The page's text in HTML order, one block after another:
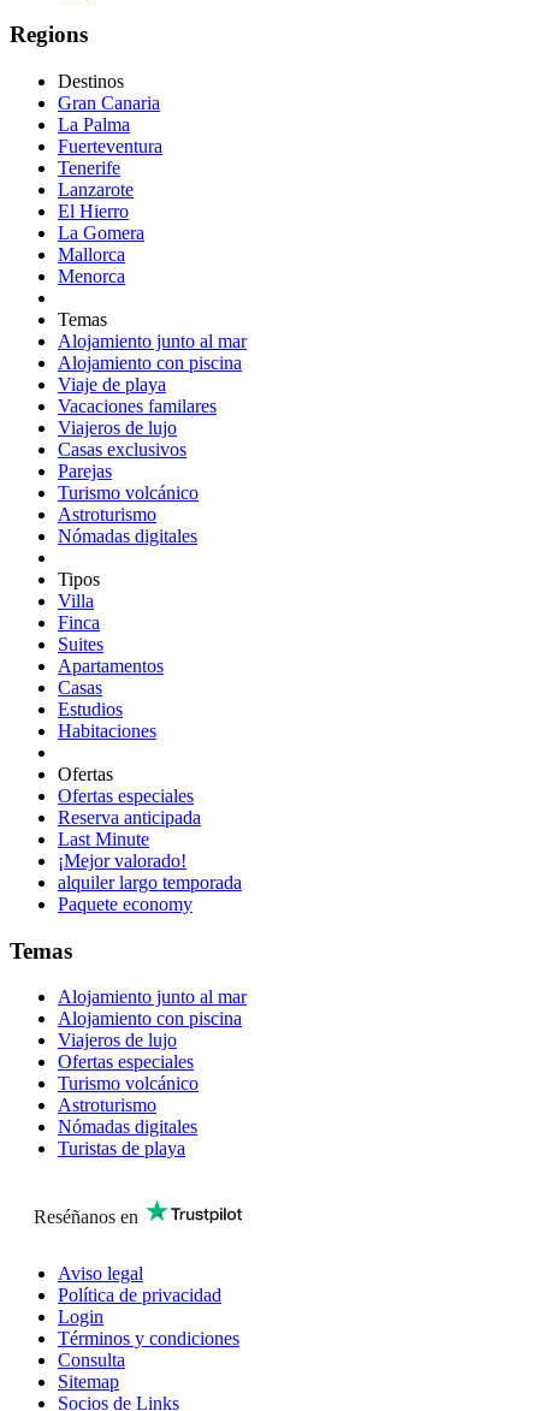
Regions
Destinos
Gran Canaria
La Palma
Fuerteventura
Tenerife
Lanzarote
El Hierro
La Gomera
Mallorca
Menorca
Temas
Alojamiento junto al mar
Alojamiento con piscina
Viaje de playa
Vacaciones familares
Viajeros de lujo
Casas exclusivos
Parejas
Turismo volcánico
Astroturismo
Nómadas digitales
Tipos
Villa
Finca
Suites
Apartamentos
Casas
Estudios
Habitaciones
Ofertas
Ofertas especiales
Reserva anticipada
Last Minute
¡Mejor valorado!
alquiler largo temporada
Paquete economy
Temas
Alojamiento junto al mar
Alojamiento con piscina
Viajeros de lujo
Ofertas especiales
Turismo volcánico
Astroturismo
Nómadas digitales
Turistas de playa
Reséñanos en
Aviso legal
Política de privacidad
Login
Términos y condiciones
Consulta
Sitemap
Socios de Links